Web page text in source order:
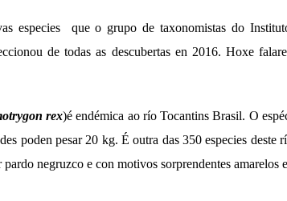
especies que o grupo de taxonomistas do
de todas as descubertas en 2016. Hoxe
rex)é endémica ao río Tocantins Brasil. O
poden pesar 20 kg. É outra das 350 especies deste
negruzco e con motivos sorprendentes amarelos